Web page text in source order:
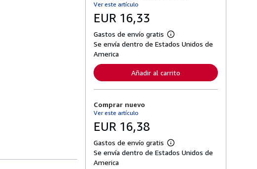
Ver este artículo
EUR 16,33
Gastos de envío gratis
M
á
f
o
r
s
o
b
Se envía dentro de Estados Unidos de
America
Añadir al carrito
Comprar nuevo
Ver este artículo
EUR 16,38
Gastos de envío gratis
M
á
Se envía dentro de Estados Unidos de
America